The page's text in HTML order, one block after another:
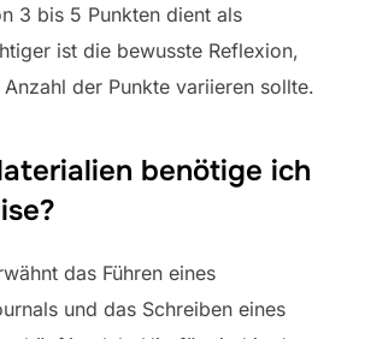
3 bis 5 Punkten dient als
ist die bewusste Reflexion,
der Punkte variieren sollte.
benötige ich
das Führen eines
und das Schreiben eines